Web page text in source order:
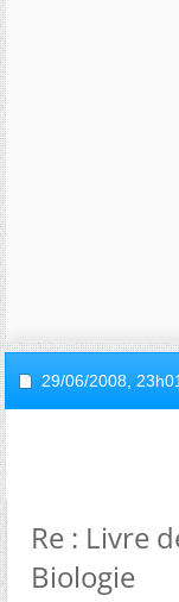
29/06/2008, 23h01
Re : Livre
Biologie